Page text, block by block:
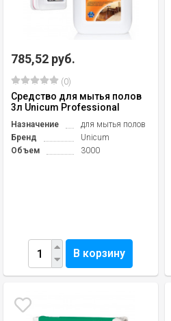
785,52 руб.
(0)
Средство для мытья полов
3л Unicum Professional
Назначение
для мытья полов
Бренд
Unicum
Объем
3000
В корзину